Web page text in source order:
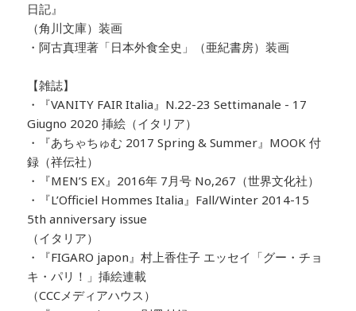
日記』
（角川文庫）装画
・阿古真理著「日本外食全史」（亜紀書房）装画
【雑誌】
・『VANITY FAIR Italia』N.22-23 Settimanale - 17
Giugno 2020 挿絵（イタリア）
・『あちゃちゅむ 2017 Spring & Summer』MOOK 付
録（祥伝社）
・『MEN’S EX』2016年 7月号 No,267（世界文化社）
・『L’Officiel Hommes Italia』Fall/Winter 2014-15
5th anniversary issue
（イタリア）
・『FIGARO japon』村上香住子 エッセイ「グー・チョ
キ・パリ！」挿絵連載
（CCCメディアハウス）